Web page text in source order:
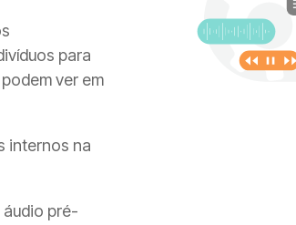
para
ver em
internos na
pré-